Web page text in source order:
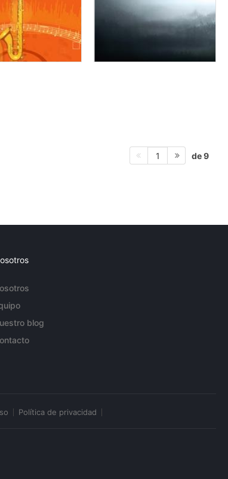
1 de 9
blog
Política de privacidad